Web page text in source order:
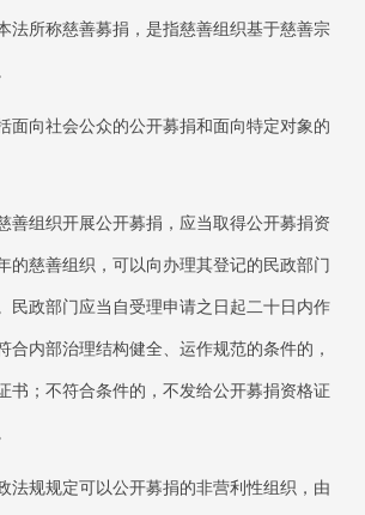
法所称慈善募捐，是指慈善组织基于慈善宗
面向社会公众的公开募捐和面向特定对象的
善组织开展公开募捐，应当取得公开募捐资
的慈善组织，可以向办理其登记的民政部门
民政部门应当自受理申请之日起二十日内作
合内部治理结构健全、运作规范的条件的，
书；不符合条件的，不发给公开募捐资格证
法规规定可以公开募捐的非营利性组织，由